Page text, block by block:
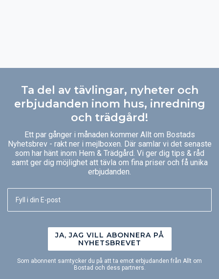
Ta del av tävlingar, nyheter och
erbjudanden inom hus, inredning
och trädgård!
Ett par gånger i månaden kommer Allt om Bostads
Nyhetsbrev - rakt ner i mejlboxen. Där samlar vi det senaste
som har hänt inom Hem & Trädgård. Vi ger dig tips & råd
samt ger dig möjlighet att tävla om fina priser och få unika
erbjudanden.
JA, JAG VILL ABONNERA PÅ
NYHETSBREVET
Som abonnent samtycker du på att ta emot erbjudanden från Allt om
Bostad och dess partners.